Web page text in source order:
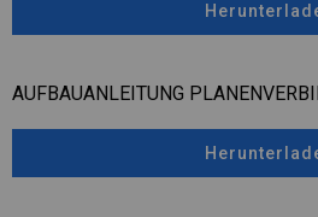
AUFBAUANLEITUNG